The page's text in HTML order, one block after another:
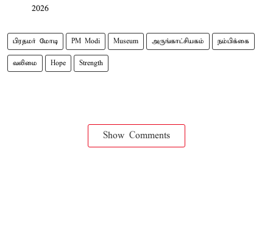
2026
பிரதமர் மோடி PM Modi Museum அருங்காட்சியகம் நம்பிக்கை
வலிமை Hope Strength
Show Comments